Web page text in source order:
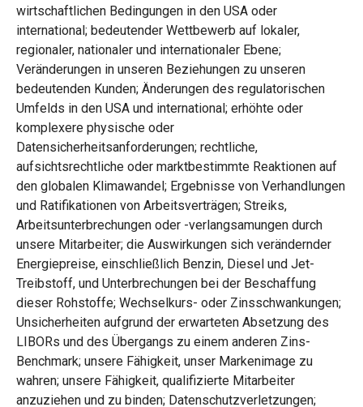
wirtschaftlichen Bedingungen in den USA oder
international; bedeutender Wettbewerb auf lokaler,
regionaler, nationaler und internationaler Ebene;
Veränderungen in unseren Beziehungen zu unseren
bedeutenden Kunden; Änderungen des regulatorischen
Umfelds in den USA und international; erhöhte oder
komplexere physische oder
Datensicherheitsanforderungen; rechtliche,
aufsichtsrechtliche oder marktbestimmte Reaktionen auf
den globalen Klimawandel; Ergebnisse von Verhandlungen
und Ratifikationen von Arbeitsverträgen; Streiks,
Arbeitsunterbrechungen oder -verlangsamungen durch
unsere Mitarbeiter; die Auswirkungen sich verändernder
Energiepreise, einschließlich Benzin, Diesel und Jet-
Treibstoff, und Unterbrechungen bei der Beschaffung
dieser Rohstoffe; Wechselkurs- oder Zinsschwankungen;
Unsicherheiten aufgrund der erwarteten Absetzung des
LIBORs und des Übergangs zu einem anderen Zins-
Benchmark; unsere Fähigkeit, unser Markenimage zu
wahren; unsere Fähigkeit, qualifizierte Mitarbeiter
anzuziehen und zu binden; Datenschutzverletzungen;